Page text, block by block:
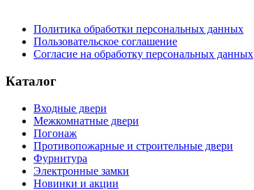
Политика обработки персональных данных
Пользовательское соглашение
Согласие на обработку персональных данных
Каталог
Входные двери
Межкомнатные двери
Погонаж
Противопожарные и строительные двери
Фурнитура
Электронные замки
Новинки и акции